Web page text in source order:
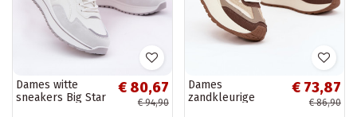
Dames witte
sneakers Big Star
€ 80,67
€ 94,90
Dames
zandkleurige
€ 73,87
€ 86,90